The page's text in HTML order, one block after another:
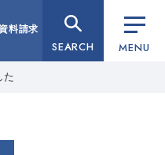
料請求
SEARCH MENU
た